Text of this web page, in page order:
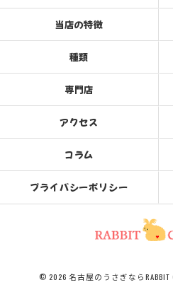
当店の特徴
種類
専門店
アクセス
コラム
プライバシーポリシー
© 2026 名古屋のうさぎならRABBIT